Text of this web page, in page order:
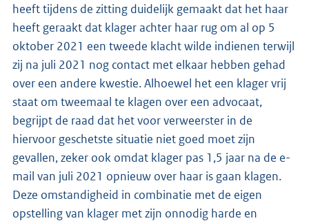
heeft tijdens de zitting duidelijk gemaakt dat het haar
heeft geraakt dat klager achter haar rug om al op 5
oktober 2021 een tweede klacht wilde indienen terwijl
zij na juli 2021 nog contact met elkaar hebben gehad
over een andere kwestie. Alhoewel het een klager vrij
staat om tweemaal te klagen over een advocaat,
begrijpt de raad dat het voor verweerster in de
hiervoor geschetste situatie niet goed moet zijn
gevallen, zeker ook omdat klager pas 1,5 jaar na de e-
mail van juli 2021 opnieuw over haar is gaan klagen.
Deze omstandigheid in combinatie met de eigen
opstelling van klager met zijn onnodig harde en